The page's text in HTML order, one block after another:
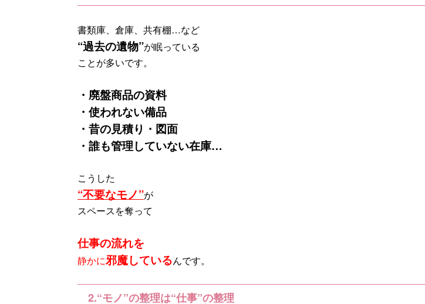
書類庫、倉庫、共有棚…など
“過去の遺物”が眠っている
ことが多いです。
・廃盤商品の資料
・使われない備品
・昔の見積り・図面
・誰も管理していない在庫…
こうした
“不要なモノ”が
スペースを奪って
仕事の流れを
静かに邪魔しているんです。
2.“モノ”の整理は“仕事”の整理